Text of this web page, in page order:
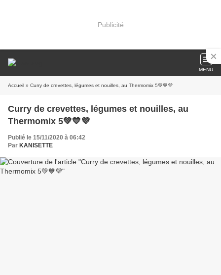
Publicité
MENU
Accueil » Curry de crevettes, légumes et nouilles, au Thermomix 5💚💙💜
Curry de crevettes, légumes et nouilles, au
Thermomix 5💚💙💜
Publié le 15/11/2020 à 06:42
Par KANISETTE